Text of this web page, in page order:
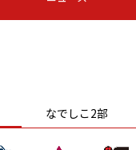
-
なでしこ2部